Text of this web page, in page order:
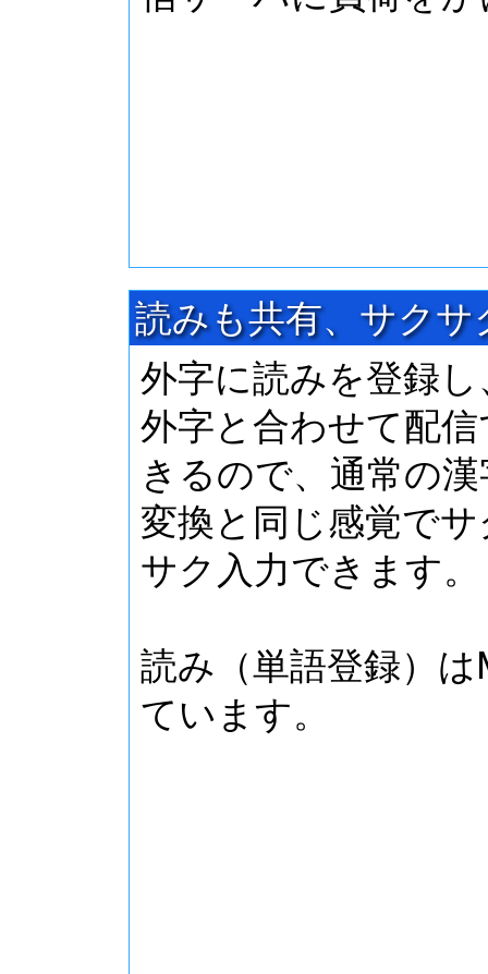
読みも共有、サクサ
外字に読みを登録し
外字と合わせて配信
きるので、通常の漢
変換と同じ感覚でサ
サク入力できます。
読み（単語登録）
ています。